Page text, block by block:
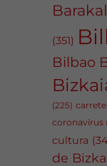
(351)
Bilbao
(225)
coronavirus
cultura
de